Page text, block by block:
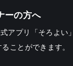
ーの方へ
アプリ「そろよい
ことができます。